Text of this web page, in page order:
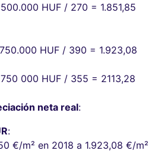
HUF / 270 = 1.851,85
HUF / 390 = 1.923,08
000 HUF / 355 = 2113,28
neta real:
:
€/m² en 2018 a 1.923,08 €/m²